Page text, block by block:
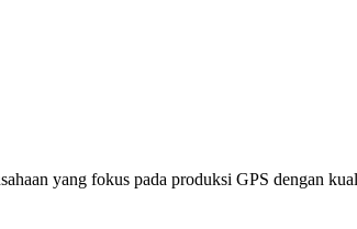
yang fokus pada produksi GPS dengan